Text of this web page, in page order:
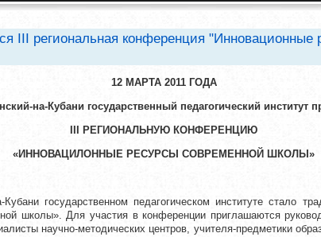
III региональная конференция "Инновационные
12 МАРТА 2011 ГОДА
на-Кубани государственный педагогический институт
РЕГИОНАЛЬНУЮ КОНФЕРЕНЦИЮ
«ИННОВАЦИЛОННЫЕ РЕСУРСЫ СОВРЕМЕННОЙ ШКОЛЫ»
педагогическом институте стало
школы». Для участия в конференции приглашаются
научно-методических центров, учителя-предметики